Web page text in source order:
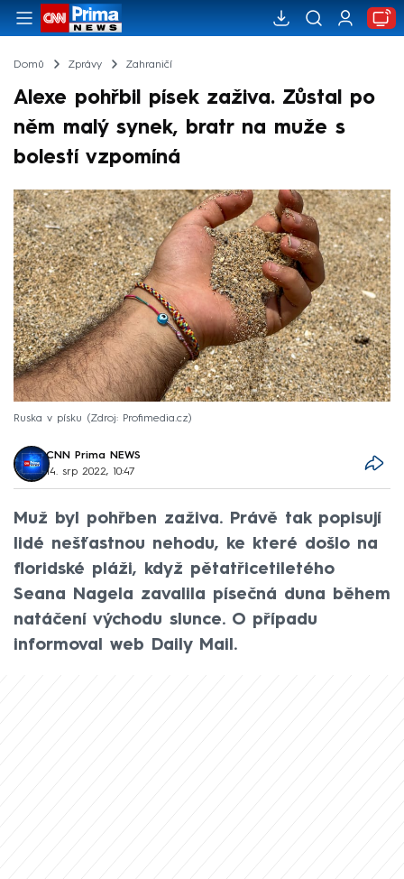
Domů Zprávy Zahraničí
Alexe pohřbil písek zaživa. Zůstal po
něm malý synek, bratr na muže s
bolestí vzpomíná
Ruska v písku Zdroj: Profimedia.cz
CNN Prima NEWS
14. srp 2022, 10:47
Muž byl pohřben zaživa. Právě tak popisují
lidé nešťastnou nehodu, ke které došlo na
floridské pláži, když pětatřicetiletého
Seana Nagela zavalila písečná duna během
natáčení východu slunce. O případu
informoval web Daily Mail.